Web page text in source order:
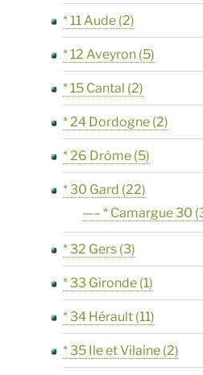
* 11 Aude (2)
* 12 Aveyron (5)
* 15 Cantal (2)
* 24 Dordogne (2)
* 26 Drôme (5)
* 30 Gard (22)
—– * Camargue 30
* 32 Gers (3)
* 33 Gironde (1)
* 34 Hérault (11)
* 35 Ile et Vilaine (2)